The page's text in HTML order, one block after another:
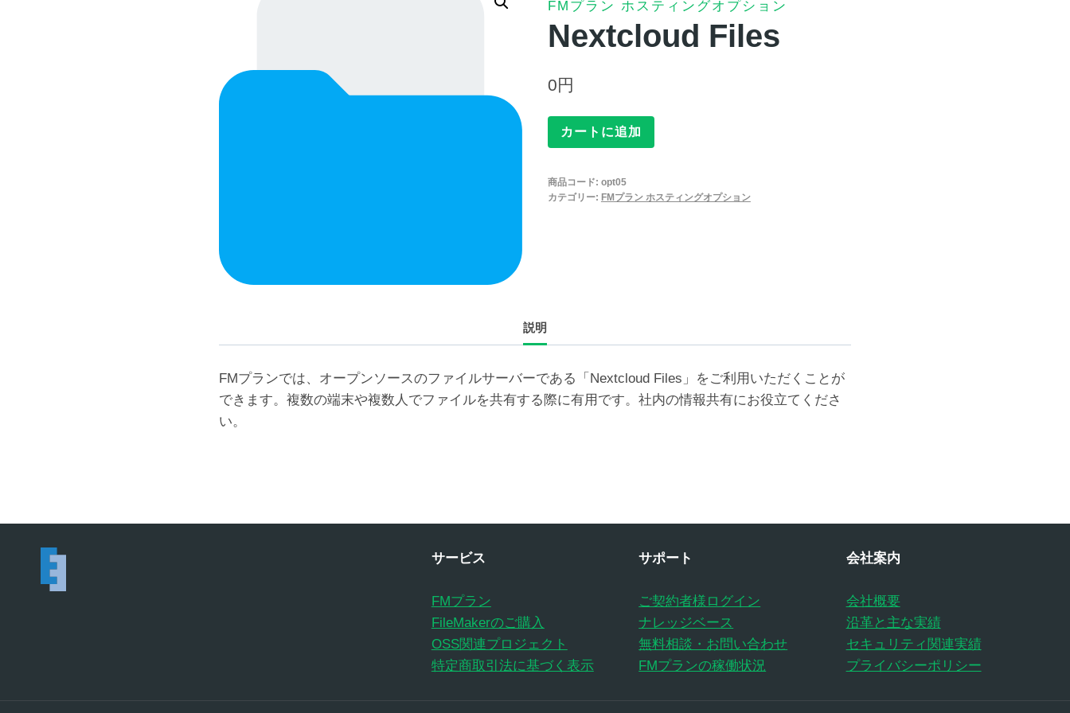
FMプラン ホスティングオプション
Nextcloud Files
0円
Nextcloud
Files
カートに追加
商品コード: opt05
カテゴリー: FMプラン ホスティングオプション
説明
FMプランでは、オープンソースのファイルサーバーである「Nextcloud Files」をご利用いただくことが
できます。複数の端末や複数人でファイルを共有する際に有用です。社内の情報共有にお役立てくださ
い。
サービス
FMプラン
FileMakerのご購入
OSS関連プロジェクト
特定商取引法に基づく表示
サポート
ご契約者様ログイン
ナレッジベース
無料相談・お問い合わせ
FMプランの稼働状況
会社案内
会社概要
沿革と主な実績
セキュリティ関連実績
プライバシーポリシー